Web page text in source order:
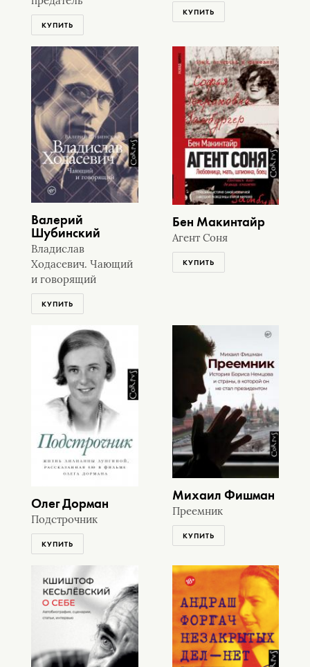
КУПИТЬ
КУПИТЬ
Валерий
Шубинский
Владислав
Ходасевич. Чающий
и говорящий
КУПИТЬ
Бен Макинтайр
Агент Соня
КУПИТЬ
Олег Дорман
Подстрочник
КУПИТЬ
Михаил Фишман
Преемник
КУПИТЬ